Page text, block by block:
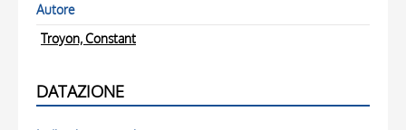
Autore
Troyon, Constant
DATAZIONE